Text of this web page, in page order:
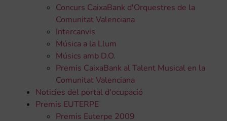
Concurs CaixaBank d'Orquestres de la
Comunitat Valenciana
Intercanvis
Música a la Llum
Músics amb D.O.
Premis CaixaBank al Talent Musical en la
Comunitat Valenciana
Noticies del portal d'ocupació
Premis EUTERPE
Premis Euterpe 2009